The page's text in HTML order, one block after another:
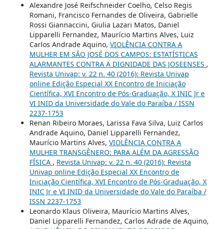
Alexandre José Reifschneider Coelho, Celso Regis
Romani, Francisco Fernandes de Oliveira, Gabrielle
Rossi Giannaccini, Giulia Lazari Matos, Daniel
Lipparelli Fernandez, Maurício Martins Alves, Luiz
Carlos Andrade Aquino, VIOLÊNCIA CONTRA A
MULHER EM SÃO JOSÉ DOS CAMPOS: ESTATÍSTICAS
ALARMANTES CONTRA A DIGNIDADE DAS JOSEENSES ,
Revista Univap: v. 22 n. 40 (2016): Revista Univap
online Edição Especial XX Encontro de Iniciação
Científica, XVI Encontro de Pós-Graduação, X INIC Jr e
VI INID da Universidade do Vale do Paraíba / ISSN
2237-1753
Renan Ribeiro Moraes, Larissa Fava Silva, Luiz Carlos
Andrade Aquino, Daniel Lipparelli Fernandez,
Maurício Martins Alves, VIOLÊNCIA CONTRA A
MULHER TRANSGÊNERO: PARA ALÉM DA AGRESSÃO
FÍSICA , Revista Univap: v. 22 n. 40 (2016): Revista
Univap online Edição Especial XX Encontro de
Iniciação Científica, XVI Encontro de Pós-Graduação, X
INIC Jr e VI INID da Universidade do Vale do Paraíba /
ISSN 2237-1753
Leonardo Klaus Oliveira, Maurício Martins Alves,
Daniel Lipparelli Fernandez, Carlos Adrade de Aquino,